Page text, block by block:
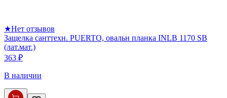
★Нет отзывов
Защелка санттехн. PUERTO, овальн планка INLB 1170 SB
(лат.мат.)
363 ₽
В наличии